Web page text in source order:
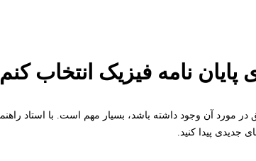
نامه فیزیک انتخاب
مورد آن وجود داشته باشد، بسیار مهم است. با استاد
جدیدی پیدا کنید.